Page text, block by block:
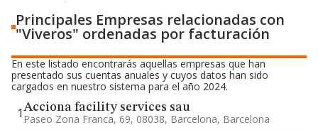
Principales Empresas relacionadas con
"Viveros" ordenadas por facturación
En este listado encontrarás aquellas empresas que han
presentado sus cuentas anuales y cuyos datos han sido
cargados en nuestro sistema para el año 2024.
1Acciona facility services sau
Paseo Zona Franca, 69, 08038, Barcelona, Barcelona